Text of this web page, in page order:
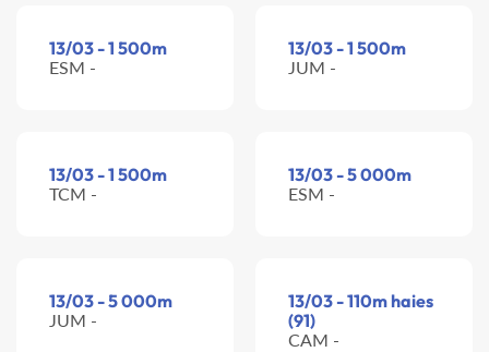
13/03 - 1 500m
ESM -
13/03 - 1 500m
JUM -
13/03 - 1 500m
TCM -
13/03 - 5 000m
ESM -
13/03 - 5 000m
JUM -
13/03 - 110m haies
(91)
CAM -